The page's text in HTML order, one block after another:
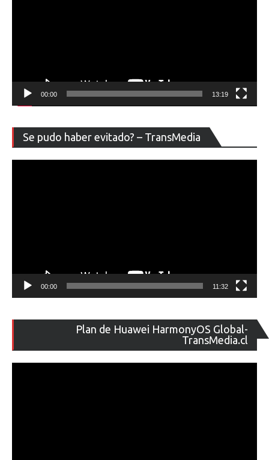
00:00 13:19
Se pudo haber evitado? – TransMedia
de
00:00 11:32
Plan de Huawei HarmonyOS Global-
TransMedia.cl
de